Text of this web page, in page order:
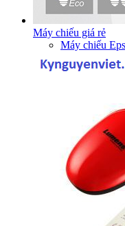
Máy chiếu giá rẻ
Máy chiếu